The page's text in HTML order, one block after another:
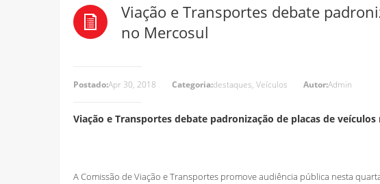
Viação e Transportes debate
no Mercosul
Postado:Apr 30, 2018 Categoria:destaques,Veículos Autor:Admin
Viação e Transportes debate padronização de placas de
A Comissão de Viação e Transportes promove audiência pública nesta